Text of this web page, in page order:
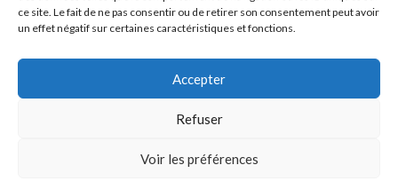
ce site. Le fait de ne pas consentir ou de retirer son consentement peut avoir
un effet négatif sur certaines caractéristiques et fonctions.
Accepter
Refuser
Voir les préférences
CONNEXION
LE TENNIS DE TABLE DE MAIZIÈRES-LÈS-METZ